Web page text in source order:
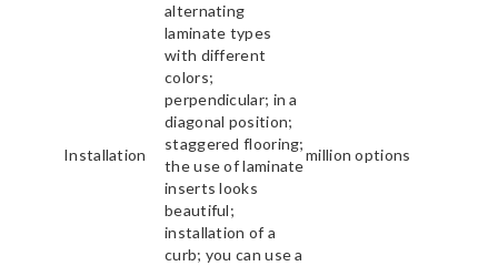
Installation
alternating
laminate types
with different
colors;
perpendicular; in a
diagonal position;
staggered flooring;
the use of laminate
inserts looks
beautiful;
installation of a
curb; you can use a
million options